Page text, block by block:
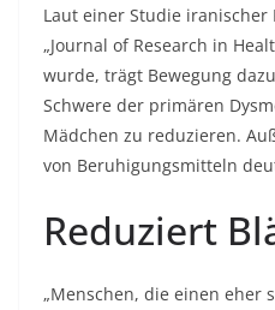
Laut einer Studie iranischer
„Journal of Research in
wurde, trägt Bewegung
Schwere der primären
Mädchen zu reduzieren.
von Beruhigungsmitteln
Reduziert
„Menschen, die einen eher